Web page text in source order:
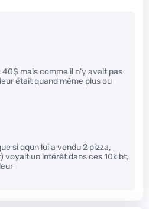
40$ mais comme il n’y avait pas
était quand même plus ou
si qqun lui a vendu 2 pizza,
voyait un intérêt dans ces 10k bt,